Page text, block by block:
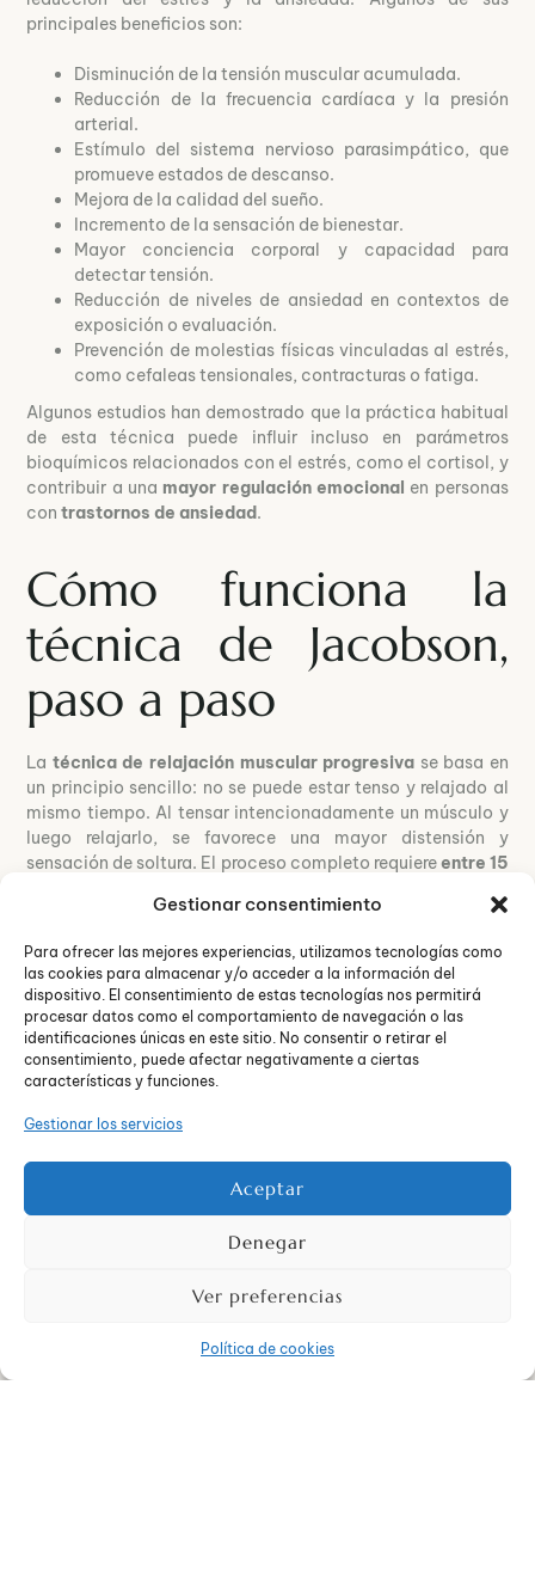
Gestionar consentimiento
Para ofrecer las mejores experiencias, utilizamos tecnologías como
las cookies para almacenar y/o acceder a la información del
dispositivo. El consentimiento de estas tecnologías nos permitirá
procesar datos como el comportamiento de navegación o las
identificaciones únicas en este sitio. No consentir o retirar el
consentimiento, puede afectar negativamente a ciertas
características y funciones.
Gestionar los servicios
Aceptar
Denegar
Ver preferencias
Política de cookies
principales beneficios son:
Disminución de la tensión muscular acumulada.
Reducción de la frecuencia cardíaca y la presión
arterial.
Estímulo del sistema nervioso parasimpático, que
promueve estados de descanso.
Mejora de la calidad del sueño.
Incremento de la sensación de bienestar.
Mayor conciencia corporal y capacidad para
detectar tensión.
Reducción de niveles de ansiedad en contextos de
exposición o evaluación.
Prevención de molestias físicas vinculadas al estrés,
como cefaleas tensionales, contracturas o fatiga.
Algunos estudios han demostrado que la práctica habitual
de esta técnica puede influir incluso en parámetros
bioquímicos relacionados con el estrés, como el cortisol, y
contribuir a unamayor regulación emocional en personas
contrastornos de ansiedad.
Cómo funciona la
técnica de Jacobson,
paso a paso
La técnica de relajación muscular progresiva se basa en
un principio sencillo: no se puede estar tenso y relajado al
mismo tiempo. Al tensar intencionadamente un músculo y
luego relajarlo, se favorece una mayor distensión y
sensación de soltura. El proceso completo requiereentre 15